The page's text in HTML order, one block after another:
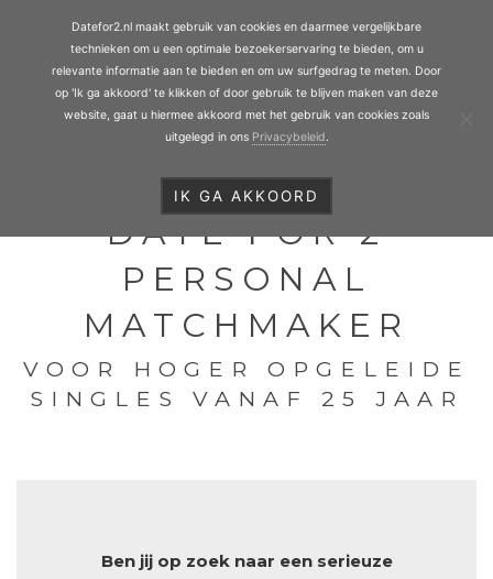
naar
de
hoofd
HEADER
RECHTS
DATE FOR 2
PERSONAL
MATCHMAKER
VOOR HOGER OPGELEIDE
SINGLES VANAF 25 JAAR
Ben jij op zoek naar een serieuze
Datefor2.nl maakt gebruik van cookies en daarmee vergelijkbare
technieken om u een optimale bezoekerservaring te bieden, om u
relevante informatie aan te bieden en om uw surfgedrag te meten. Door
op 'Ik ga akkoord' te klikken of door gebruik te blijven maken van deze
website, gaat u hiermee akkoord met het gebruik van cookies zoals
uitgelegd in ons Privacybeleid.
IK GA AKKOORD